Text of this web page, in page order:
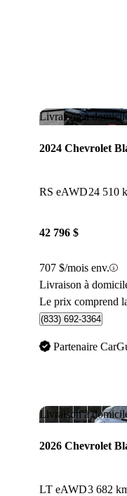
Livraison à
2024 Chevrolet
RS eAWD24 510
42 796 $
707 $/mois env.
Livraison à
Le prix comprend
(833) 692-3364
Partenaire
Livraison à
2026 Chevrolet
LT eAWD3 682